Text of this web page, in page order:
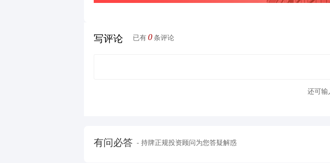
写评论 已有 0 条评论
还可输
有问必答 - 持牌正规投资顾问为您答疑解惑